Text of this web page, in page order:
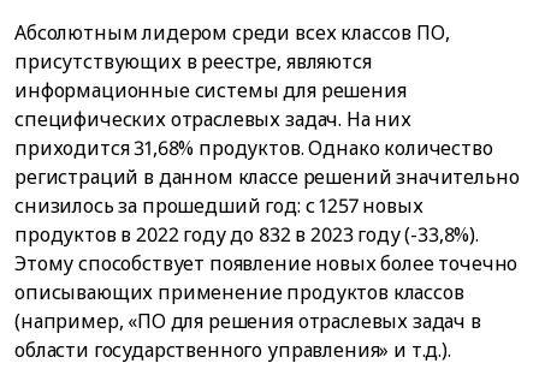
Абсолютным лидером среди всех классов ПО,
присутствующих в реестре, являются
информационные системы для решения
специфических отраслевых задач. На них
приходится 31,68% продуктов. Однако количество
регистраций в данном классе решений значительно
снизилось за прошедший год: с 1257 новых
продуктов в 2022 году до 832 в 2023 году (-33,8%).
Этому способствует появление новых более точечно
описывающих применение продуктов классов
(например, «ПО для решения отраслевых задач в
области государственного управления» и т.д.).